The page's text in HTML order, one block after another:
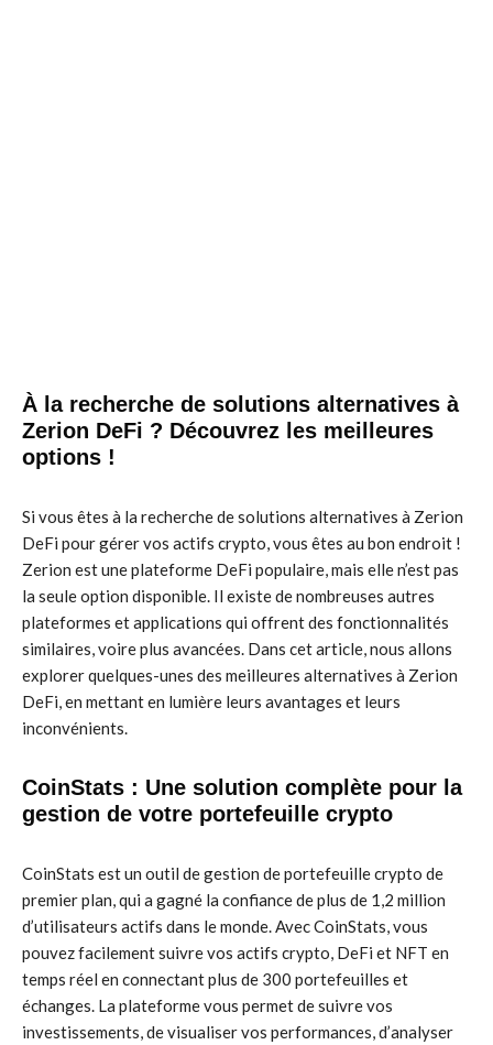
À la recherche de solutions alternatives à
Zerion DeFi ? Découvrez les meilleures
options !
Si vous êtes à la recherche de solutions alternatives à Zerion
DeFi pour gérer vos actifs crypto, vous êtes au bon endroit !
Zerion est une plateforme DeFi populaire, mais elle n’est pas
la seule option disponible. Il existe de nombreuses autres
plateformes et applications qui offrent des fonctionnalités
similaires, voire plus avancées. Dans cet article, nous allons
explorer quelques-unes des meilleures alternatives à Zerion
DeFi, en mettant en lumière leurs avantages et leurs
inconvénients.
CoinStats : Une solution complète pour la
gestion de votre portefeuille crypto
CoinStats est un outil de gestion de portefeuille crypto de
premier plan, qui a gagné la confiance de plus de 1,2 million
d’utilisateurs actifs dans le monde. Avec CoinStats, vous
pouvez facilement suivre vos actifs crypto, DeFi et NFT en
temps réel en connectant plus de 300 portefeuilles et
échanges. La plateforme vous permet de suivre vos
investissements, de visualiser vos performances, d’analyser